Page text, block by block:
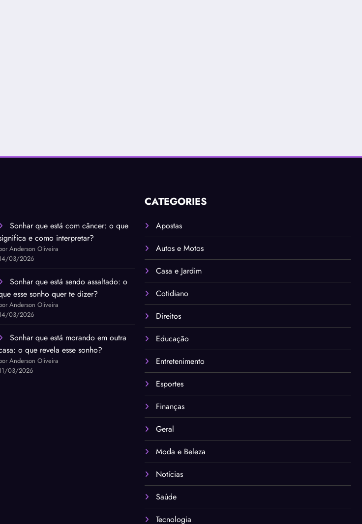
Sonhar que está com câncer: o que
e como interpretar?
Anderson Oliveira
03/2026
Sonhar que está sendo assaltado: o
esse sonho quer te dizer?
Anderson Oliveira
03/2026
Sonhar que está morando em outra
o que revela esse sonho?
Anderson Oliveira
03/2026
CATEGORIES
Apostas
Autos e Motos
Casa e Jardim
Cotidiano
Direitos
Educação
Entretenimento
Esportes
Finanças
Geral
Moda e Beleza
Notícias
Saúde
Tecnologia